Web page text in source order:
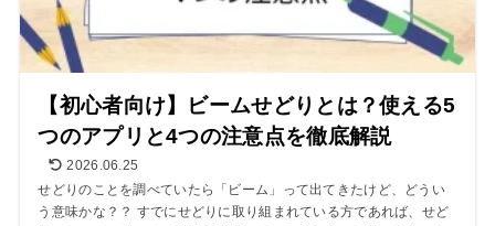
【初心者向け】ビームせどりとは？使える5
つのアプリと4つの注意点を徹底解説
2026.06.25
せどりのことを調べていたら「ビーム」って出てきたけど、どうい
う意味かな？？ すでにせどりに取り組まれている方であれば、せど